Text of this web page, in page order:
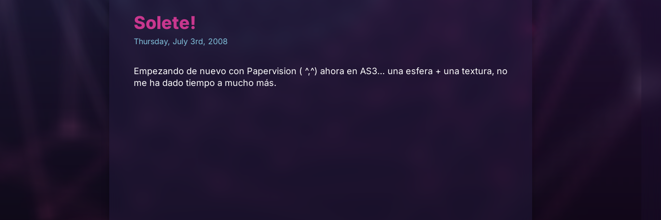
Solete!
Thursday, July 3rd, 2008
Empezando de nuevo con Papervision ( ^,^) ahora en AS3… una esfera + una textura, no
me ha dado tiempo a mucho más.